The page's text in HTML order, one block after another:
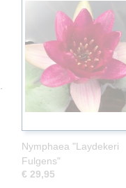
Nymphaea "Laydekeri
Fulgens"
€ 29,95